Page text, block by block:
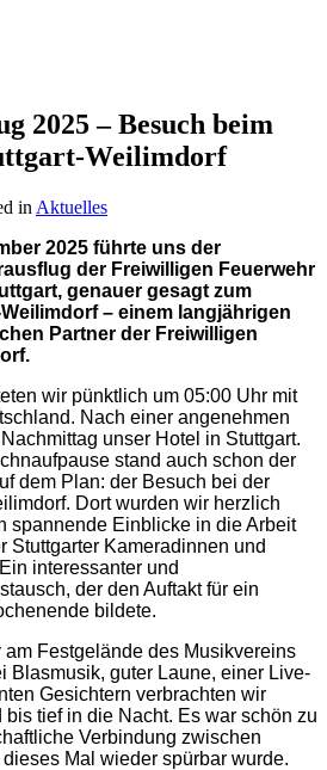
2025 – Besuch beim
Weilimdorf
in Aktuelles
2025 führte uns der
der Freiwilligen Feuerwehr
genauer gesagt zum
– einem langjährigen
Partner der Freiwilligen
wir pünktlich um 05:00 Uhr mit
Nach einer angenehmen
unser Hotel in Stuttgart.
stand auch schon der
dem Plan: der Besuch bei der
Dort wurden wir herzlich
spannende Einblicke in die Arbeit
Stuttgarter Kameradinnen und
interessanter und
der den Auftakt für ein
bildete.
Festgelände des Musikvereins
Blasmusik, guter Laune, einer Live-
Gesichtern verbrachten wir
tief in die Nacht. Es war schön zu
Verbindung zwischen
Mal wieder spürbar wurde.